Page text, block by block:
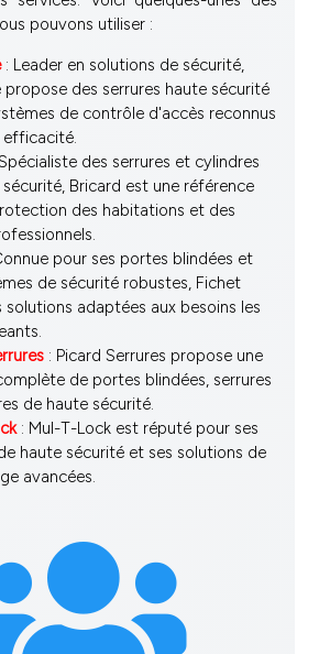
pouvons utiliser :
: Leader en solutions de sécurité,
des serrures haute sécurité
de contrôle d'accès reconnus
efficacité.
des serrures et cylindres
Bricard est une référence
des habitations et des
pour ses portes blindées et
de sécurité robustes, Fichet
adaptées aux besoins les
: Picard Serrures propose une
de portes blindées, serrures
de haute sécurité.
: Mul-T-Lock est réputé pour ses
haute sécurité et ses solutions de
avancées.